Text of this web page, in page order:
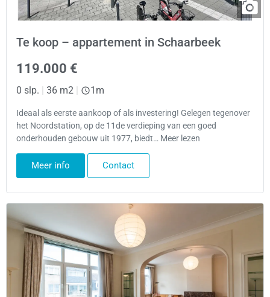
Te koop – appartement in Schaarbeek
119.000 €
0 slp. 36 m2 1m
Ideaal als eerste aankoop of als investering! Gelegen tegenover
het Noordstation, op de 11de verdieping van een goed
onderhouden gebouw uit 1977, biedt… Meer lezen
Meer info Contact